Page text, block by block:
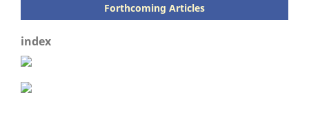
Forthcoming Articles
index